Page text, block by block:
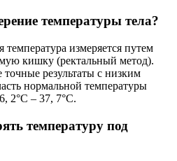
температуры тела?
измеряется путем
кишку (ректальный метод).
точные результаты с низким
нормальной температуры
2°C – 37, 7°C.
температуру под